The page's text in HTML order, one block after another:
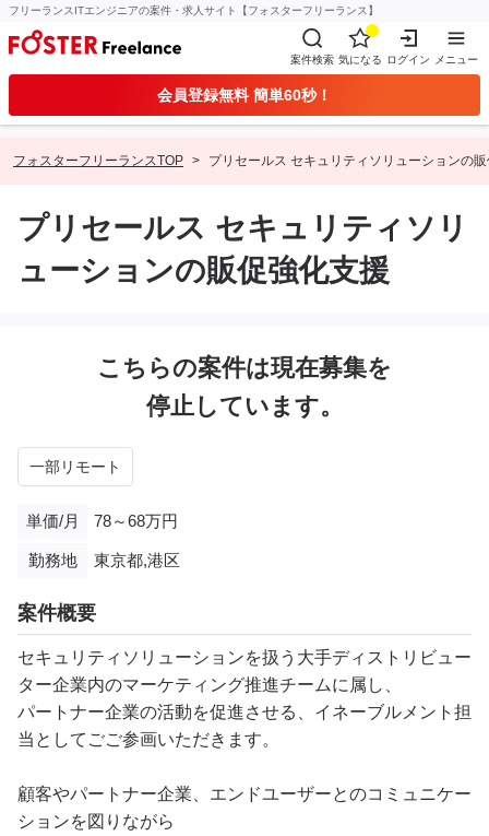
フリーランスITエンジニアの案件・求人サイト【フォスターフリーランス】
案件検索 気になる ログイン メニュー
会員登録無料 簡単60秒！
フォスターフリーランスTOP プリセールス セキュリティソリューションの
プリセールス セキュリティソリ
ューションの販促強化支援
こちらの案件は現在募集を
停止しています。
一部リモート
単価/月 78～68万円
勤務地 東京都,港区
案件概要
セキュリティソリューションを扱う大手ディストリビュー
ター企業内のマーケティング推進チームに属し、
パートナー企業の活動を促進させる、イネーブルメント担
当としてごご参画いただきます。
顧客やパートナー企業、エンドユーザーとのコミュニケー
ションを図りながら